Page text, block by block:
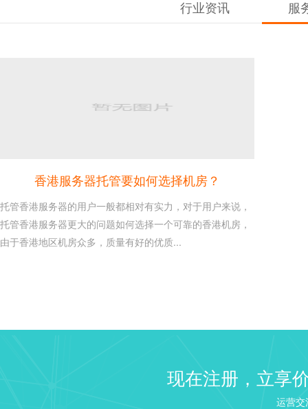
行业资讯 服
香港服务器托管要如何选择机房？
托管香港服务器的用户一般都相对有实力，对于用户来说，
托管香港服务器更大的问题如何选择一个可靠的香港机房，
由于香港地区机房众多，质量有好的优质...
2020-10
这是每个使用windows服务器
识，本文章介绍win...
现在注册，立享
运营交